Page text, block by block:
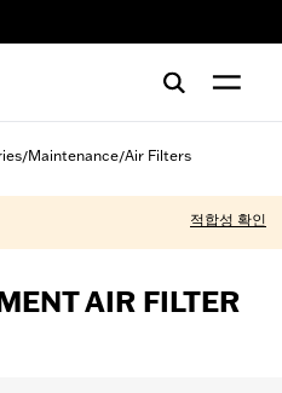
/Maintenance/Air Filters
적합성 확인
AIR FILTER